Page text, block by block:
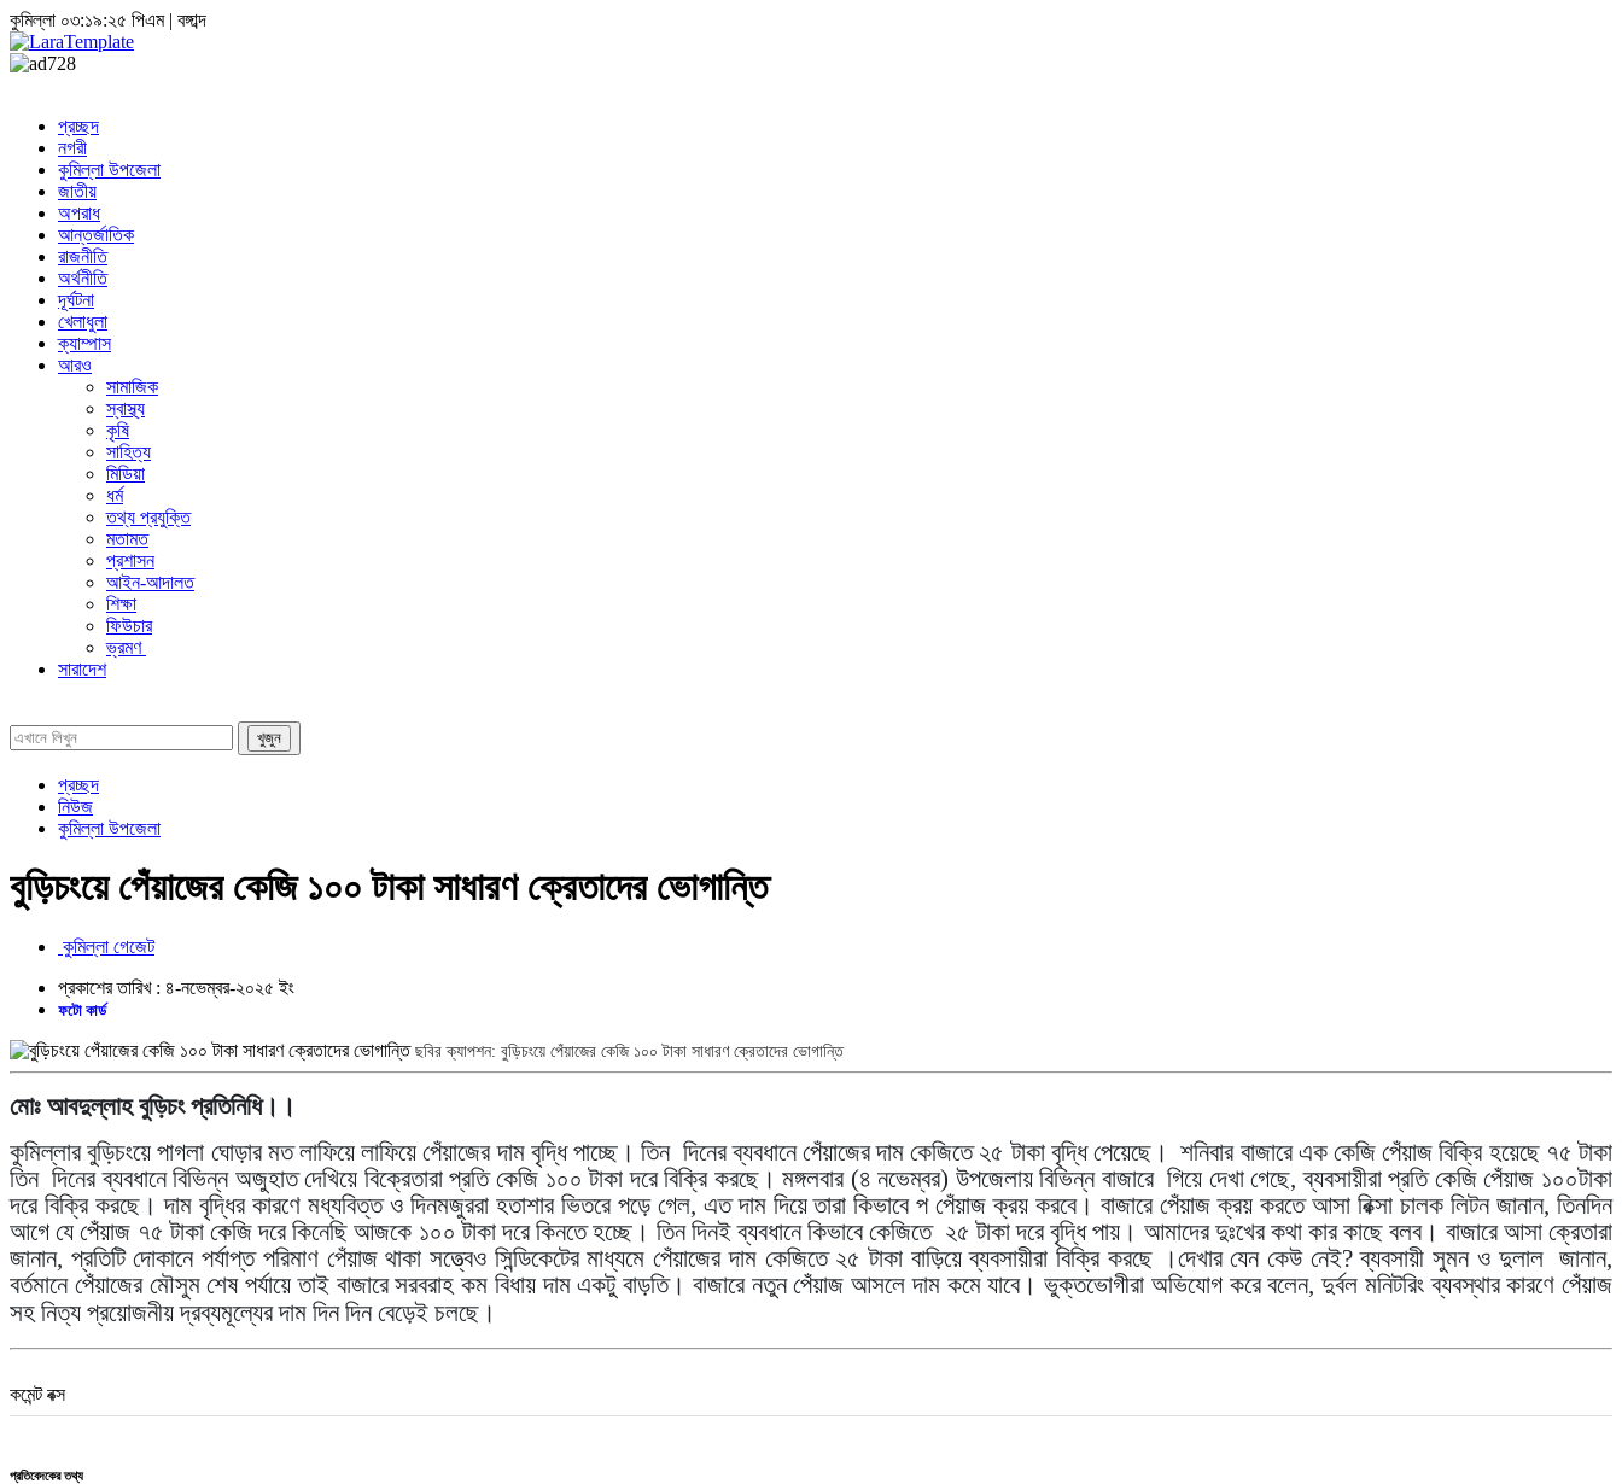
কুমিল্লা ০৩:১৯:২৬ পিএম| বঙ্গাব্দ
প্রচ্ছদ
নগরী
কুমিল্লা উপজেলা
জাতীয়
অপরাধ
আন্তর্জাতিক
রাজনীতি
অর্থনীতি
দূর্ঘটনা
খেলাধুলা
ক্যাম্পাস
আরও
সামাজিক
স্বাস্থ্য
কৃষি
সাহিত্য
মিডিয়া
ধর্ম
তথ্য প্রযুক্তি
মতামত
প্রশাসন
আইন-আদালত
শিক্ষা
ফিউচার
ভ্রমণ
সারাদেশ
প্রচ্ছদ
নিউজ
কুমিল্লা উপজেলা
বুড়িচংয়ে পেঁয়াজের কেজি ১০০ টাকা সাধারণ ক্রেতাদের ভোগান্তি
কুমিল্লা গেজেট
প্রকাশের তারিখ : ৪-নভেম্বর-২০২৫ ইং
ফটো কার্ড
ছবির ক্যাপশন: বুড়িচংয়ে পেঁয়াজের কেজি ১০০ টাকা সাধারণ ক্রেতাদের ভোগান্তি
মোঃ আবদুল্লাহ বুড়িচং প্রতিনিধি।।
কুমিল্লার বুড়িচংয়ে পাগলা ঘোড়ার মত লাফিয়ে লাফিয়ে পেঁয়াজের দাম বৃদ্ধি পাচ্ছে। তিন দিনের ব্যবধানে পেঁয়াজের দাম কেজিতে ২৫ টাকা বৃদ্ধি পেয়েছে। শনিবার বাজারে এক কেজি পেঁয়াজ বিক্রি হয়েছে ৭৫ টাকা
তিন দিনের ব্যবধানে বিভিন্ন অজুহাত দেখিয়ে বিক্রেতারা প্রতি কেজি ১০০ টাকা দরে বিক্রি করছে। মঙ্গলবার (৪ নভেম্বর) উপজেলায় বিভিন্ন বাজারে গিয়ে দেখা গেছে, ব্যবসায়ীরা প্রতি কেজি পেঁয়াজ ১০০টাকা
দরে বিক্রি করছে। দাম বৃদ্ধির কারণে মধ্যবিত্ত ও দিনমজুররা হতাশার ভিতরে পড়ে গেল, এত দাম দিয়ে তারা কিভাবে প পেঁয়াজ ক্রয় করবে। বাজারে পেঁয়াজ ক্রয় করতে আসা রিক্সা চালক লিটন জানান, তিনদিন
আগে যে পেঁয়াজ ৭৫ টাকা কেজি দরে কিনেছি আজকে ১০০ টাকা দরে কিনতে হচ্ছে। তিন দিনই ব্যবধানে কিভাবে কেজিতে ২৫ টাকা দরে বৃদ্ধি পায়। আমাদের দুঃখের কথা কার কাছে বলব। বাজারে আসা ক্রেতারা
জানান, প্রতিটি দোকানে পর্যাপ্ত পরিমাণ পেঁয়াজ থাকা সত্ত্বেও সিন্ডিকেটের মাধ্যমে পেঁয়াজের দাম কেজিতে ২৫ টাকা বাড়িয়ে ব্যবসায়ীরা বিক্রি করছে ।দেখার যেন কেউ নেই? ব্যবসায়ী সুমন ও দুলাল জানান,
বর্তমানে পেঁয়াজের মৌসুম শেষ পর্যায়ে তাই বাজারে সরবরাহ কম বিধায় দাম একটু বাড়তি। বাজারে নতুন পেঁয়াজ আসলে দাম কমে যাবে। ভুক্তভোগীরা অভিযোগ করে বলেন, দুর্বল মনিটরিং ব্যবস্থার কারণে পেঁয়াজ
সহ নিত্য প্রয়োজনীয় দ্রব্যমূল্যের দাম দিন দিন বেড়েই চলছে ।
কমেন্ট বক্স
প্রতিবেদকের তথ্য